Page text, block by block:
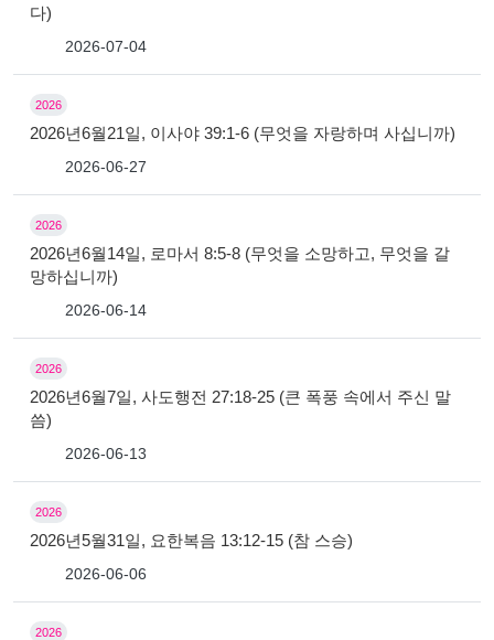
다)
2026-07-04
2026
2026년6월21일, 이사야 39:1-6 (무엇을 자랑하며 사십니까)
2026-06-27
2026
2026년6월14일, 로마서 8:5-8 (무엇을 소망하고, 무엇을 갈
망하십니까)
2026-06-14
2026
2026년6월7일, 사도행전 27:18-25 (큰 폭풍 속에서 주신 말
씀)
2026-06-13
2026
2026년5월31일, 요한복음 13:12-15 (참 스승)
2026-06-06
2026